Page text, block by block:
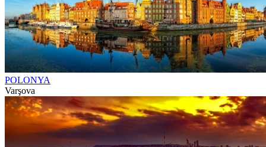
POLONYA
Varşova